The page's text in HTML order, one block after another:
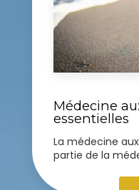
Médecine
essentielles
La médecine
partie de la